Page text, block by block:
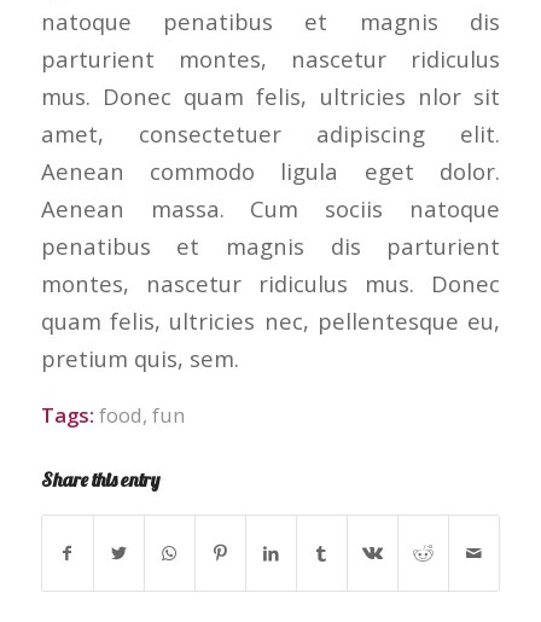
natoque penatibus et magnis dis
parturient montes, nascetur ridiculus
mus. Donec quam felis, ultricies nlor sit
amet, consectetuer adipiscing elit.
Aenean commodo ligula eget dolor.
Aenean massa. Cum sociis natoque
penatibus et magnis dis parturient
montes, nascetur ridiculus mus. Donec
quam felis, ultricies nec, pellentesque eu,
pretium quis, sem.
Tags: food, fun
Share this entry